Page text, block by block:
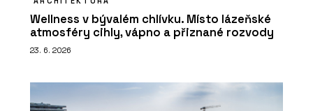
Wellness v bývalém chlívku. Místo lázeňské
atmosféry cihly, vápno a přiznané rozvody
23. 6. 2026